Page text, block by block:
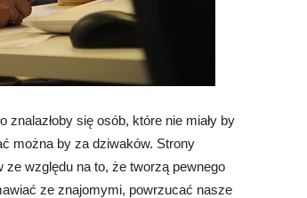
się osób, które nie miały by
można by za dziwaków. Strony
względu na to, że tworzą pewnego
ze znajomymi, powrzucać nasze